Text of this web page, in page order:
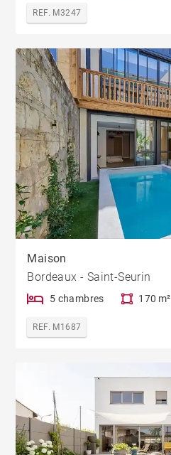
REF. M3247
Maison
Bordeaux - Saint-Seurin
5 chambres 170 m²
REF. M1687